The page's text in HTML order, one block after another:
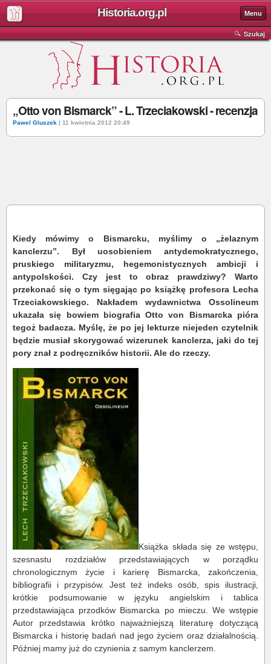
Historia.org.pl Menu
Szukaj
„Otto von Bismarck” - L. Trzeciakowski - recenzja
Pawel Gluszek | 11 kwietnia 2012 20:49
Kiedy mówimy o Bismarcku, myślimy o „żelaznym
kanclerzu”. Był uosobieniem antydemokratycznego,
pruskiego militaryzmu, hegemonistycznych ambicji i
antypolskości. Czy jest to obraz prawdziwy? Warto
przekonać się o tym sięgając po książkę profesora Lecha
Trzeciakowskiego. Nakładem wydawnictwa Ossolineum
ukazała się bowiem biografia Otto von Bismarcka pióra
tegoż badacza. Myślę, że po jej lekturze niejeden czytelnik
będzie musiał skorygować wizerunek kanclerza, jaki do tej
pory znał z podręczników historii. Ale do rzeczy.
Książka składa się ze wstępu,
szesnastu rozdziałów przedstawiających w porządku
chronologicznym życie i karierę Bismarcka, zakończenia,
bibliografii i przypisów. Jest też indeks osób, spis ilustracji,
krótkie podsumowanie w języku angielskim i tablica
przedstawiająca przodków Bismarcka po mieczu. We wstępie
Autor przedstawia krótko najważniejszą literaturę dotyczącą
Bismarcka i historię badań nad jego życiem oraz działalnością.
Później mamy już do czynienia z samym kanclerzem.